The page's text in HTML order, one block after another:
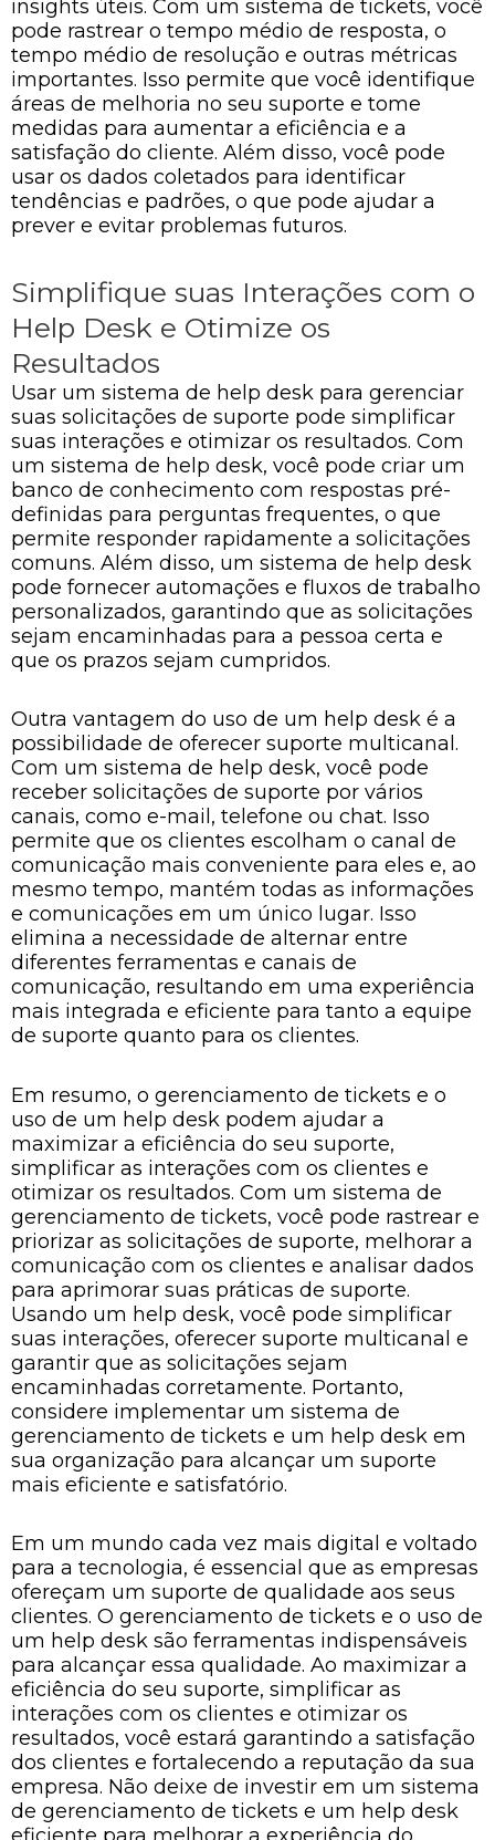
insights úteis. Com um sistema de tickets, você
pode rastrear o tempo médio de resposta, o
tempo médio de resolução e outras métricas
importantes. Isso permite que você identifique
áreas de melhoria no seu suporte e tome
medidas para aumentar a eficiência e a
satisfação do cliente. Além disso, você pode
usar os dados coletados para identificar
tendências e padrões, o que pode ajudar a
prever e evitar problemas futuros.
Simplifique suas Interações com o
Help Desk e Otimize os
Resultados
Usar um sistema de help desk para gerenciar
suas solicitações de suporte pode simplificar
suas interações e otimizar os resultados. Com
um sistema de help desk, você pode criar um
banco de conhecimento com respostas pré-
definidas para perguntas frequentes, o que
permite responder rapidamente a solicitações
comuns. Além disso, um sistema de help desk
pode fornecer automações e fluxos de trabalho
personalizados, garantindo que as solicitações
sejam encaminhadas para a pessoa certa e
que os prazos sejam cumpridos.
Outra vantagem do uso de um help desk é a
possibilidade de oferecer suporte multicanal.
Com um sistema de help desk, você pode
receber solicitações de suporte por vários
canais, como e-mail, telefone ou chat. Isso
permite que os clientes escolham o canal de
comunicação mais conveniente para eles e, ao
mesmo tempo, mantém todas as informações
e comunicações em um único lugar. Isso
elimina a necessidade de alternar entre
diferentes ferramentas e canais de
comunicação, resultando em uma experiência
mais integrada e eficiente para tanto a equipe
de suporte quanto para os clientes.
Em resumo, o gerenciamento de tickets e o
uso de um help desk podem ajudar a
maximizar a eficiência do seu suporte,
simplificar as interações com os clientes e
otimizar os resultados. Com um sistema de
gerenciamento de tickets, você pode rastrear e
priorizar as solicitações de suporte, melhorar a
comunicação com os clientes e analisar dados
para aprimorar suas práticas de suporte.
Usando um help desk, você pode simplificar
suas interações, oferecer suporte multicanal e
garantir que as solicitações sejam
encaminhadas corretamente. Portanto,
considere implementar um sistema de
gerenciamento de tickets e um help desk em
sua organização para alcançar um suporte
mais eficiente e satisfatório.
Em um mundo cada vez mais digital e voltado
para a tecnologia, é essencial que as empresas
ofereçam um suporte de qualidade aos seus
clientes. O gerenciamento de tickets e o uso de
um help desk são ferramentas indispensáveis
para alcançar essa qualidade. Ao maximizar a
eficiência do seu suporte, simplificar as
interações com os clientes e otimizar os
resultados, você estará garantindo a satisfação
dos clientes e fortalecendo a reputação da sua
empresa. Não deixe de investir em um sistema
de gerenciamento de tickets e um help desk